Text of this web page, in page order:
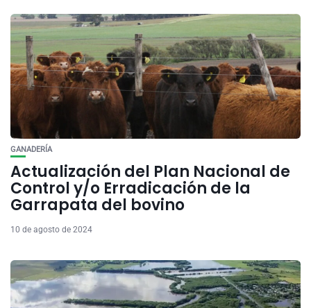
GANADERÍA
Actualización del Plan Nacional de
Control y/o Erradicación de la
Garrapata del bovino
10 de agosto de 2024